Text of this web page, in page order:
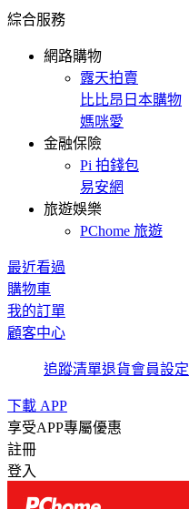
綜合服務
網路購物
露天拍賣
比比昂日本購物
媽咪愛
金融保險
Pi 拍錢包
易安網
旅遊娛樂
PChome 旅遊
最近看過
購物車
我的訂單
顧客中心
追蹤清單退貨會員設定
下載 APP
享受APP專屬優惠
註冊
登入